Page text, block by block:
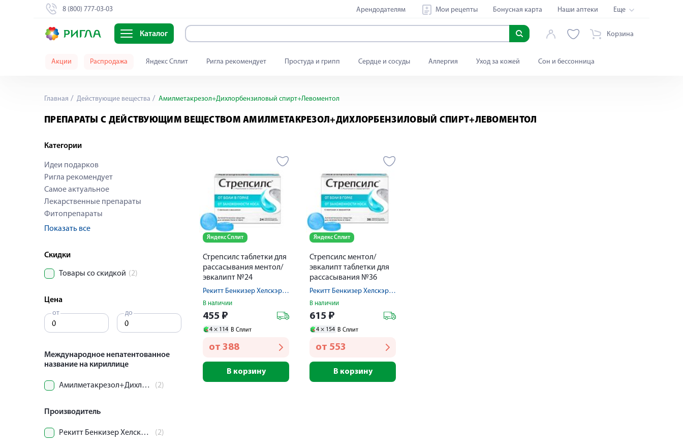
8 (800) 777-03-03 Арендодателям Мои рецепты Бонусная карта Наши аптеки Еще
Каталог Корзина
Акции Распродажа Яндекс Сплит Ригла рекомендует Простуда и грипп Сердце и сосуды Аллергия Уход за кожей Сон и бессонница
Главная Действующие вещества Амилметакрезол+Дихлорбензиловый спирт+Левоментол
ПРЕПАРАТЫ С ДЕЙСТВУЮЩИМ ВЕЩЕСТВОМ АМИЛМЕТАКРЕЗОЛ+ДИХЛОРБЕНЗИЛОВЫЙ СПИРТ+ЛЕВОМЕНТОЛ
Категории
Идеи подарков
Ригла рекомендует
Самое актуальное
Лекарственные препараты
Фитопрепараты
Показать все
Скидки
Товары со скидкой (2)
Цена
от до
Международное непатентованное
название на кириллице
Амилметакрезол+Дихлорбензиловый спирт+Левоментол (2)
Производитель
Рекитт Бенкизер Хелскэр Интернешнл Лтд (2)
Яндекс Сплит
Стрепсилс таблетки для
рассасывания ментол/
эвкалипт №24
Рекитт Бенкизер Хелскэр Интернешнл Лтд
В наличии
455 ₽
4 × 114 В Сплит
от 388
В корзину
Яндекс Сплит
Стрепсилс ментол/
эвкалипт таблетки для
рассасывания №36
Рекитт Бенкизер Хелскэр Интернешнл Лтд
В наличии
615 ₽
4 × 154 В Сплит
от 553
В корзину